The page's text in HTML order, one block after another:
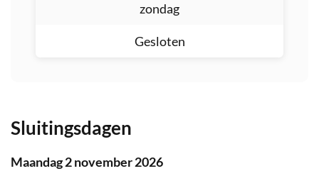
zondag
Gesloten
Sluitingsdagen
maandag 2 november 2026